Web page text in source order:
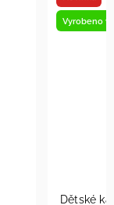
SLIM